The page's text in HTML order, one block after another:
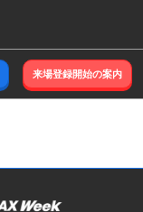
来場登録開始の案内